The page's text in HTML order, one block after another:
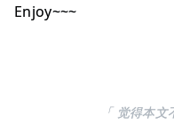
Enjoy~~~
「 觉得本